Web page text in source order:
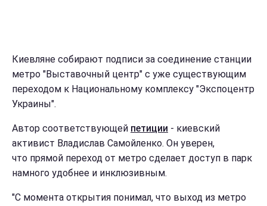
Киевляне собирают подписи за соединение станции
метро "Выставочный центр" с уже существующим
переходом к Национальному комплексу "Экспоцентр
Украины".
Автор соответствующей петиции - киевский
активист Владислав Самойленко. Он уверен,
что прямой переход от метро сделает доступ в парк
намного удобнее и инклюзивным.
"С момента открытия понимал, что выход из метро